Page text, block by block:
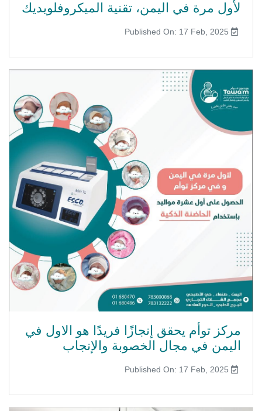
لأول مرة في اليمن، تقنية الميكروفلويديك
مركز توأم يحقق إنجازًا فريدًا هو الاول في
اليمن في مجال الخصوبة والإنجاب